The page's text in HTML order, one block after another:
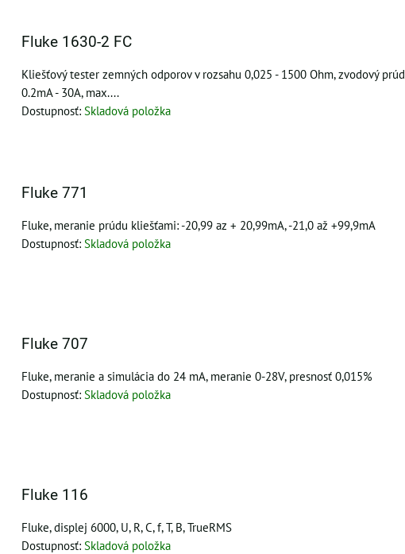
Fluke 1630-2 FC
Kliešťový tester zemných odporov v rozsahu 0,025 - 1500 Ohm, zvodový prúd
0.2mA - 30A, max....
Dostupnosť: Skladová položka
Fluke 771
Fluke, meranie prúdu kliešťami: -20,99 az + 20,99mA, -21,0 až +99,9mA
Dostupnosť: Skladová položka
Fluke 707
Fluke, meranie a simulácia do 24 mA, meranie 0-28V, presnosť 0,015%
Dostupnosť: Skladová položka
Fluke 116
Fluke, displej 6000, U, R, C, f, T, B, TrueRMS
Dostupnosť: Skladová položka